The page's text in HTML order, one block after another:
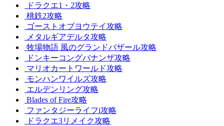
ドラクエ1・2攻略
桃鉄2攻略
ゴーストオブヨウテイ攻略
メタルギアデルタ攻略
牧場物語 風のグランドバザール攻略
ドンキーコングバナンザ攻略
マリオカートワールド攻略
モンハンワイルズ攻略
エルデンリング攻略
Blades of Fire攻略
ファンタジーライフi攻略
ドラクエ3リメイク攻略